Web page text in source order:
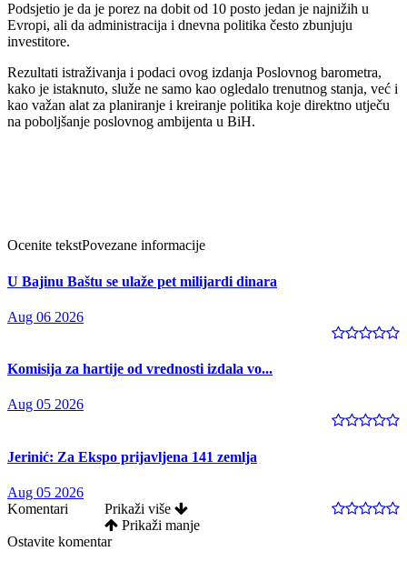
Podsjetio je da je porez na dobit od 10 posto jedan je najnižih u
Evropi, ali da administracija i dnevna politika često zbunjuju
investitore.
Rezultati istraživanja i podaci ovog izdanja Poslovnog barometra,
kako je istaknuto, služe ne samo kao ogledalo trenutnog stanja, već i
kao važan alat za planiranje i kreiranje politika koje direktno utječu
na poboljšanje poslovnog ambijenta u BiH.
Ocenite tekstPovezane informacije
U Bajinu Baštu se ulaže pet milijardi dinara
Aug 06 2026
Komisija za hartije od vrednosti izdala vo...
Aug 05 2026
Jerinić: Za Ekspo prijavljena 141 zemlja
Aug 05 2026
Komentari
Prikaži više
Prikaži manje
Ostavite komentar